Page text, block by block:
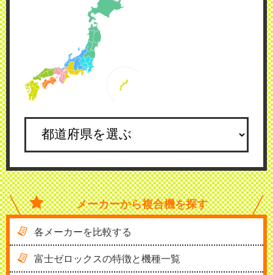
メーカーから複合機を探す
各メーカーを比較する
富士ゼロックスの特徴と機種一覧